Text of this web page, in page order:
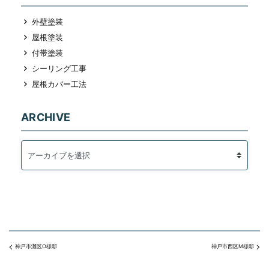
外壁塗装
屋根塗装
付帯塗装
シーリング工事
屋根カバー工法
ARCHIVE
神戸市灘区O様邸 神戸市西区M様邸